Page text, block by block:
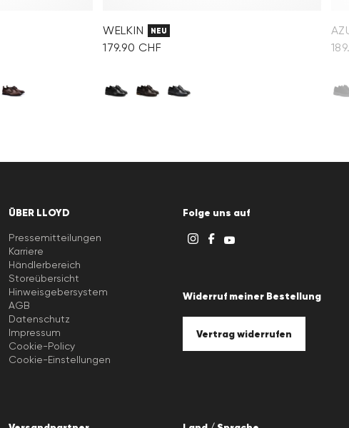
WELKIN NEU
179.90 CHF
ÜBER LLOYD
Pressemitteilungen
Karriere
Händlerbereich
Storeübersicht
Hinweisgebersystem
AGB
Datenschutz
Impressum
Cookie-Policy
Cookie-Einstellungen
Folge uns auf
Widerruf meiner Bestellung
Vertrag widerrufen